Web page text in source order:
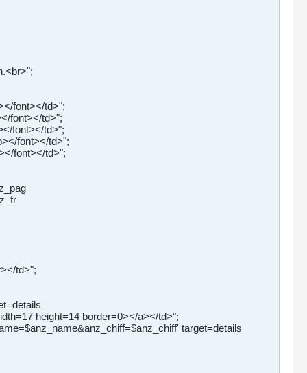
font></td>";
font></td>";
font></td>";
font></td>";
font></td>";
td>";
height=14 border=0></a></td>";
target=details